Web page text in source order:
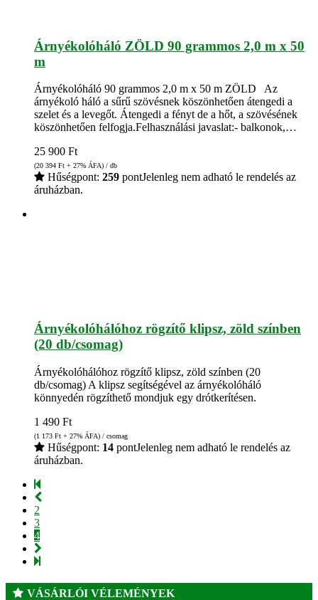
Árnyékolóháló ZÖLD 90 grammos 2,0 m x 50
m
Árnyékolóháló 90 grammos 2,0 m x 50 m ZÖLD Az
árnyékoló háló a sűrű szövésnek köszönhetően átengedi a
szelet és a levegőt. Átengedi a fényt de a hőt, a szövésének
köszönhetően felfogja.Felhasználási javaslat:- balkonok,…
25 900 Ft
(20 394 Ft + 27% ÁFA) / db
Hűségpont: 259 pontJelenleg nem adható le rendelés az
áruházban.
Árnyékolóhálóhoz rögzítő klipsz, zöld színben
(20 db/csomag)
Árnyékolóhálóhoz rögzítő klipsz, zöld színben (20
db/csomag) A klipsz segítségével az árnyékolóháló
könnyedén rögzíthető mondjuk egy drótkerítésen.
1 490 Ft
(1 173 Ft + 27% ÁFA) / csomag
Hűségpont: 14 pontJelenleg nem adható le rendelés az
áruházban.
2
3
4
VÁSÁRLÓI VÉLEMÉNYEK